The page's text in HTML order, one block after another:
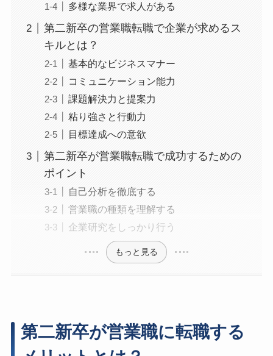
多様な業界で求人がある
第二新卒の営業職転職で企業が求めるス
キルとは？
基本的なビジネスマナー
コミュニケーション能力
課題解決力と提案力
粘り強さと行動力
目標達成への意欲
第二新卒が営業職転職で成功するための
ポイント
自己分析を徹底する
営業職の種類を理解する
企業研究をしっかり行う
もっと見る
第二新卒が営業職に転職する